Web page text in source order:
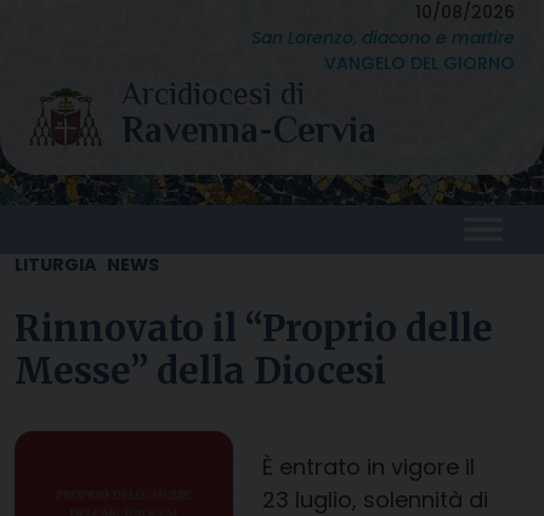
content
10/08/2026
San Lorenzo, diacono e martire
VANGELO DEL GIORNO
LITURGIA NEWS
Rinnovato il “Proprio delle
Messe” della Diocesi
È entrato in vigore il
23 luglio, solennità di